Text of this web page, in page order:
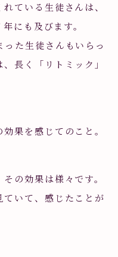
ている生徒さんは、
にも及びます。
た生徒さんもいらっ
長く「リトミック」
果を感じてのこと。
の効果は様々です。
いて、感じたことが